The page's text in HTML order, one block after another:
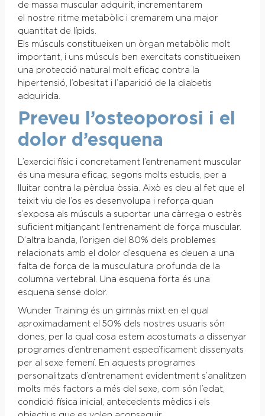
de massa muscular adquirit, incrementarem
el nostre ritme metabòlic i cremarem una major
quantitat de lípids.
Els músculs constitueixen un òrgan metabòlic molt
important, i uns músculs ben exercitats constitueixen
una protecció natural molt eficaç contra la
hipertensió, l’obesitat i l’aparició de la diabetis
adquirida.
Preveu l’osteoporosi i el
dolor d’esquena
L’exercici físic i concretament l’entrenament muscular
és una mesura eficaç, segons molts estudis, per a
lluitar contra la pèrdua òssia. Això es deu al fet que el
teixit viu de l’os es desenvolupa i reforça quan
s’exposa als músculs a suportar una càrrega o estrès
suficient mitjançant l’entrenament de força muscular.
D’altra banda, l’origen del 80% dels problemes
relacionats amb el dolor d’esquena es deuen a una
falta de força de la musculatura profunda de la
columna vertebral. Una esquena forta és una
esquena sense dolor.
Wunder Training és un gimnàs mixt en el qual
aproximadament el 50% dels nostres usuaris són
dones, per la qual cosa estem acostumats a dissenyar
programes d’entrenament específicament dissenyats
per al sexe femení. En aquests programes
personalitzats d’entrenament evidentment s’analitzen
molts més factors a més del sexe, com són l’edat,
condició física inicial, antecedents mèdics i els